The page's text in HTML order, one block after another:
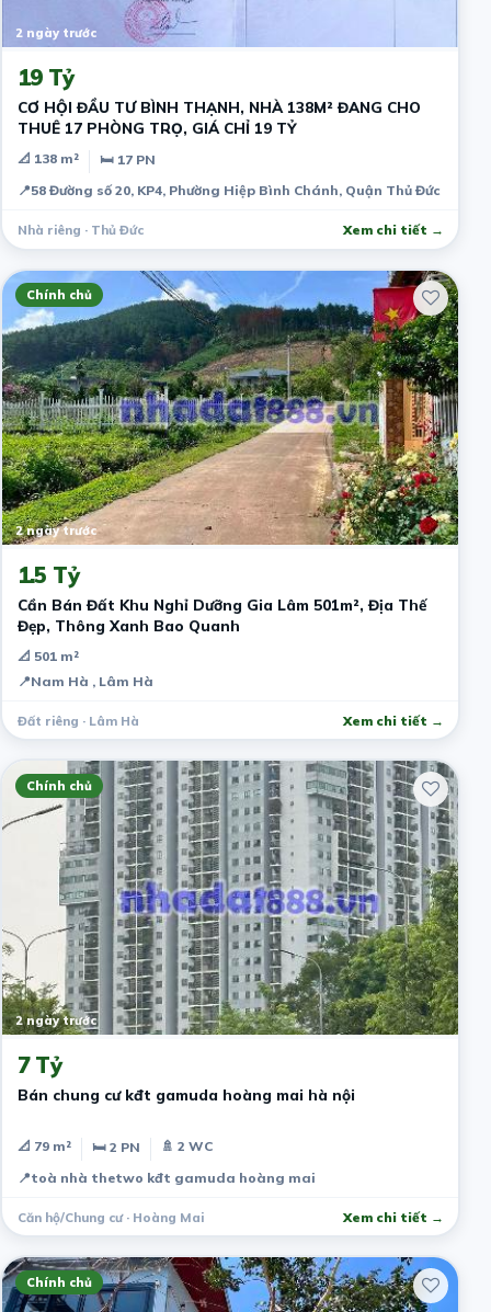
2 ngày trước
19 Tỷ
CƠ HỘI ĐẦU TƯ BÌNH THẠNH, NHÀ 138M² ĐANG CHO
THUÊ 17 PHÒNG TRỌ, GIÁ CHỈ 19 TỶ
📐 138 m²
🛏 17 PN
📍58 Đường số 20, KP4, Phường Hiệp Bình Chánh, Quận Thủ Đức
Nhà riêng · Thủ Đức Xem chi tiết →
Chính chủ
2 ngày trước
1.5 Tỷ
Cần Bán Đất Khu Nghỉ Dưỡng Gia Lâm 501m², Địa Thế
Đẹp, Thông Xanh Bao Quanh
📐 501 m²
📍Nam Hà , Lâm Hà
Đất riêng · Lâm Hà Xem chi tiết →
Chính chủ
2 ngày trước
7 Tỷ
Bán chung cư kđt gamuda hoàng mai hà nội
📐 79 m² 🛏 2 PN
🚿 2 WC
📍toà nhà thetwo kđt gamuda hoàng mai
Căn hộ/Chung cư · Hoàng Mai Xem chi tiết →
Chính chủ